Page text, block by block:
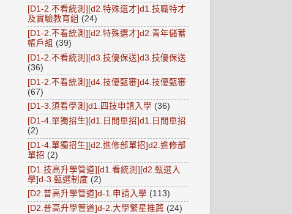
[D1-2.不看統測][d2.特殊選才]d1.技職特才
及實驗教育組 (24)
[D1-2.不看統測][d2.特殊選才]d2.青年儲蓄
帳戶組 (39)
[D1-2.不看統測][d3.技優保送]d3.技優保送
(36)
[D1-2.不看統測][d4.技優甄審]d4.技優甄審
(67)
[D1-3.須看學測]d1.四技申請入學 (36)
[D1-4.單獨招生][d1.日間單招]d1.日間單招
(2)
[D1-4.單獨招生][d2.進修部單招]d2.進修部
單招 (2)
[D1.技高升學管道][d1.看統測][d2.甄選入
學]d-3.甄選制度 (2)
[D2.普高升學管道]d-1.申請入學 (113)
[D2.普高升學管道]d-2.大學繁星推薦 (24)